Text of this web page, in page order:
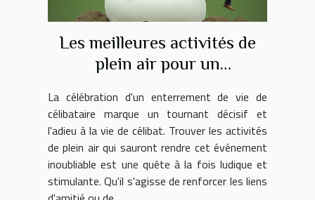
Les meilleures activités de
plein air pour un
célibataire mémorable
La célébration d'un enterrement de vie de
célibataire marque un tournant décisif et
l'adieu à la vie de célibat. Trouver les activités
de plein air qui sauront rendre cet événement
inoubliable est une quête à la fois ludique et
stimulante. Qu'il s'agisse de renforcer les liens